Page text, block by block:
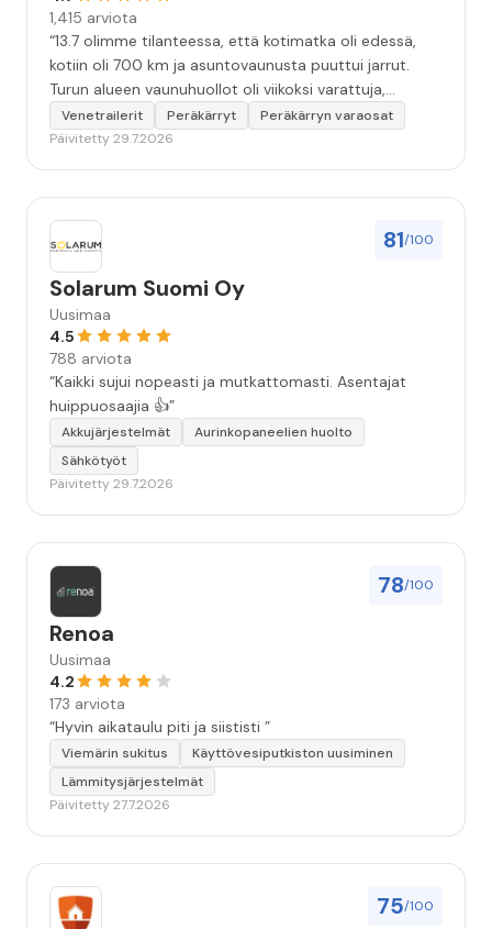
1,415 arviota
“13.7 olimme tilanteessa, että kotimatka oli edessä,
kotiin oli 700 km ja asuntovaunusta puuttui jarrut.
Turun alueen vaunuhuollot oli viikoksi varattuja,
asentajien kädet täynnä työtä. Eräs vaunuhuolto
neuvoi olemaan yhteydessä Turun Trailertukkuun.
jarrurummut jarrukenkineen. Ja kotimatka alkoi
turvallisesti ja hyvillä mielin. Kiitoksia erinomaisen
hyvästä palvelusta hädissään tuskailleelle pohjoisen
matkailijalle😊”
Venetrailerit Peräkärryt
Peräkärryn varaosat
Päivitetty 29.7.2026
81/100
Solarum Suomi Oy
Uusimaa
4.5
788 arviota
“Kaikki sujui nopeasti ja mutkattomasti. Asentajat
huippuosaajia 👍”
Akkujärjestelmät
Aurinkopaneelien huolto
Sähkötyöt
Päivitetty 29.7.2026
78/100
Renoa
Uusimaa
4.2
173 arviota
“Hyvin aikataulu piti ja siististi ”
Viemärin sukitus
Käyttövesiputkiston uusiminen
Lämmitysjärjestelmät
Päivitetty 27.7.2026
75/100